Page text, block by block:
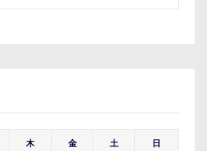
木 金 土 日